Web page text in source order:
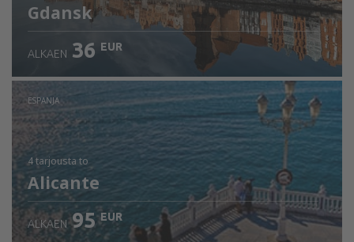
Gdansk
ALKAEN 36 EUR
ESPANJA
4 tarjousta to
Alicante
ALKAEN 95 EUR